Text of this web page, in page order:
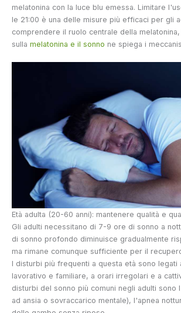
melatonina con la luce blu emessa. Limitare
le 21:00 è una delle misure più efficaci per gli
comprendere il ruolo centrale della
sulla melatonina e il sonno ne spiega i
Età adulta (20-60 anni): mantenere qualità e
Gli adulti necessitano di 7-9 ore di sonno a
di sonno profondo diminuisce gradualmente
ma rimane comunque sufficiente per il
I disturbi più frequenti a questa età sono legati
lavorativo e familiare, a orari irregolari e a
disturbi del sonno più comuni negli adulti sono
ad ansia o sovraccarico mentale), l'apnea